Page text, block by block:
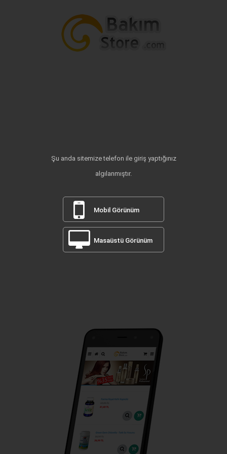
Şu anda sitemize telefon ile giriş yaptığınız
algılanmıştır.
Mobil Görünüm
Masaüstü Görünüm